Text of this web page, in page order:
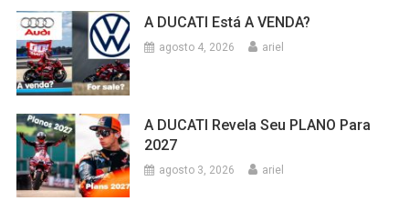
A DUCATI Está A VENDA?
agosto 4, 2026 ariel
A DUCATI Revela Seu PLANO Para
2027
agosto 3, 2026 ariel